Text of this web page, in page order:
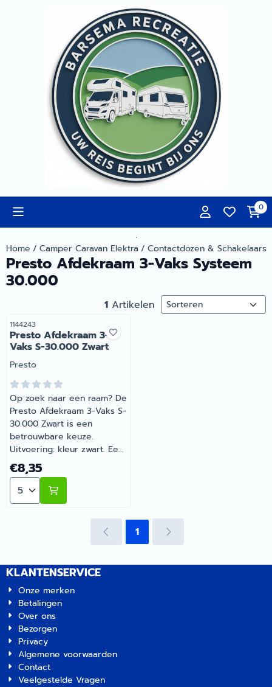
Cookievoorkeuren zijn momenteel gesloten.
0
.
Home / Camper Caravan Elektra/ Contactdozen & Schakelaars
Presto Afdekraam 3-Vaks Systeem
30.000
1 Artikelen Sorteermethode
Artikelnummer
1144243
Presto Afdekraam 3-
Vaks S-30.000 Zwart
Merk:
Presto
Op zoek naar een raam? De
Presto Afdekraam 3-Vaks S-
30.000 Zwart is een
betrouwbare keuze.
Uitvoering: kleur zwart. Een
betrouwbare keuze voor
onderweg en op de
camping. Bestel dit
onderdeel eenvoudig online
Prijs: 8,35
€8,35
Aantal kiezen voor Presto Afdekraam 3-Vaks S-30.000
1
KLANTENSERVICE
Onze merken
Betalingen
Over ons
Bezorgen
Privacy
Algemene voorwaarden
Contact
Veelgestelde Vragen